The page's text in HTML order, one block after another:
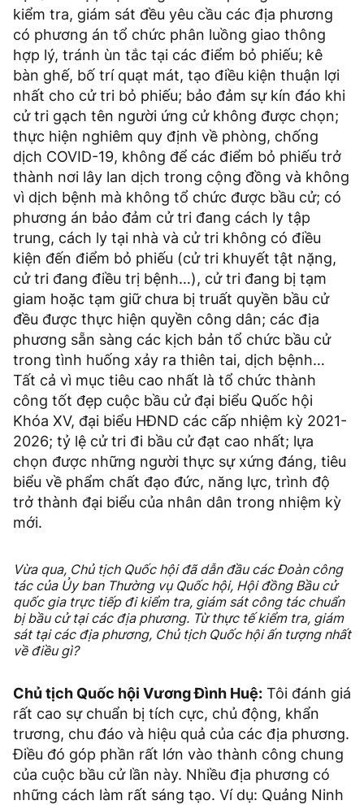
kiểm tra, giám sát đều yêu cầu các địa phương
có phương án tổ chức phân luồng giao thông
hợp lý, tránh ùn tắc tại các điểm bỏ phiếu; kê
bàn ghế, bố trí quạt mát, tạo điều kiện thuận lợi
nhất cho cử tri bỏ phiếu; bảo đảm sự kín đáo khi
cử tri gạch tên người ứng cử không được chọn;
thực hiện nghiêm quy định về phòng, chống
dịch COVID-19, không để các điểm bỏ phiếu trở
thành nơi lây lan dịch trong cộng đồng và không
vì dịch bệnh mà không tổ chức được bầu cử; có
phương án bảo đảm cử tri đang cách ly tập
trung, cách ly tại nhà và cử tri không có điều
kiện đến điểm bỏ phiếu (cử tri khuyết tật nặng,
cử tri đang điều trị bệnh…), cử tri đang bị tạm
giam hoặc tạm giữ chưa bị truất quyền bầu cử
đều được thực hiện quyền công dân; các địa
phương sẵn sàng các kịch bản tổ chức bầu cử
trong tình huống xảy ra thiên tai, dịch bệnh…
Tất cả vì mục tiêu cao nhất là tổ chức thành
công tốt đẹp cuộc bầu cử đại biểu Quốc hội
Khóa XV, đại biểu HĐND các cấp nhiệm kỳ 2021-
2026; tỷ lệ cử tri đi bầu cử đạt cao nhất; lựa
chọn được những người thực sự xứng đáng, tiêu
biểu về phẩm chất đạo đức, năng lực, trình độ
trở thành đại biểu của nhân dân trong nhiệm kỳ
mới.
Vừa qua, Chủ tịch Quốc hội đã dẫn đầu các Đoàn công
tác của Ủy ban Thường vụ Quốc hội, Hội đồng Bầu cử
quốc gia trực tiếp đi kiểm tra, giám sát công tác chuẩn
bị bầu cử tại các địa phương. Từ thực tế kiểm tra, giám
sát tại các địa phương, Chủ tịch Quốc hội ấn tượng nhất
về điều gì?
Chủ tịch Quốc hội Vương Đình Huệ: Tôi đánh giá
rất cao sự chuẩn bị tích cực, chủ động, khẩn
trương, chu đáo và hiệu quả của các địa phương.
Điều đó góp phần rất lớn vào thành công chung
của cuộc bầu cử lần này. Nhiều địa phương có
những cách làm rất sáng tạo. Ví dụ: Quảng Ninh